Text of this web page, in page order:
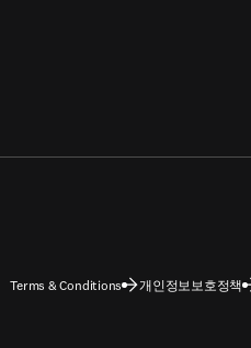
Terms & Conditions 개인정보보호정책